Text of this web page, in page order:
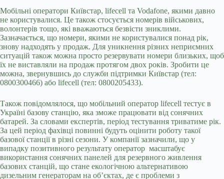
Мобільні оператори Київстар, lifecell та Vodafone, якими давно
не користувалися. Це також стосується номерів військових,
волонтерів тощо, які вважаються безвісти зниклими.
Зазначається, що номери, якими не користувалися понад рік,
знову надходять у продаж. Для уникнення різних неприємних
ситуацій також можна просто резервувати номери близьких, щоб
їх не виставляли на продаж протягом двох років. Зробити це
можна, звернувшись до служби підтримки Київстар (тел:
0800300466) або lifecell (тел: 0800205433).
Також повідомлялося, що мобільний оператор lifecell тестує в
Україні базову станцію, яка зможе працювати від сонячних
батарей. За словами експертів, період тестування триватиме рік.
За цей період фахівці повинні будуть оцінити роботу такої
базової станції в різні сезони. У компанії зазначили, що у
випадку позитивного результату оператор масштабує
використання сонячних панелей для резервного живлення
базових станцій, що стане екологічною альтернативою
дизельним генераторам на об’єктах, де є проблеми з